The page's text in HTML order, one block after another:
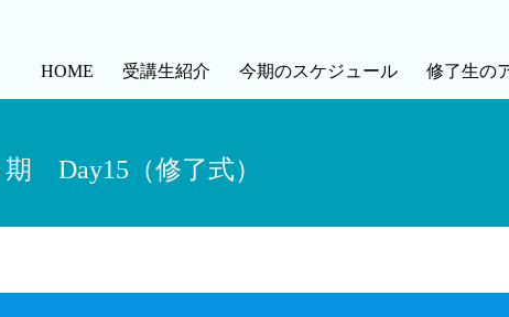
HOME (current)
受講生紹介 今期のスケジュール 修了生の
Day15（修了式）